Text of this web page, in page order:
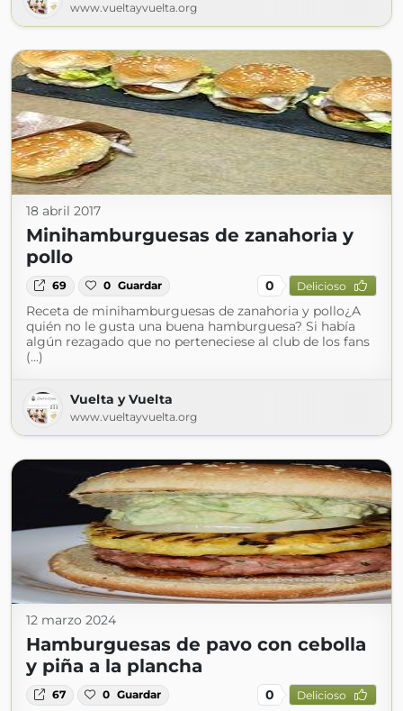
www.vueltayvuelta.org
18 abril 2017
Minihamburguesas de zanahoria y
pollo
69 0 Guardar 0 Delicioso
Receta de minihamburguesas de zanahoria y pollo¿A
quién no le gusta una buena hamburguesa? Si había
algún rezagado que no perteneciese al club de los fans
(...)
Vuelta y Vuelta
www.vueltayvuelta.org
12 marzo 2024
Hamburguesas de pavo con cebolla
y piña a la plancha
67 0 Guardar 0 Delicioso